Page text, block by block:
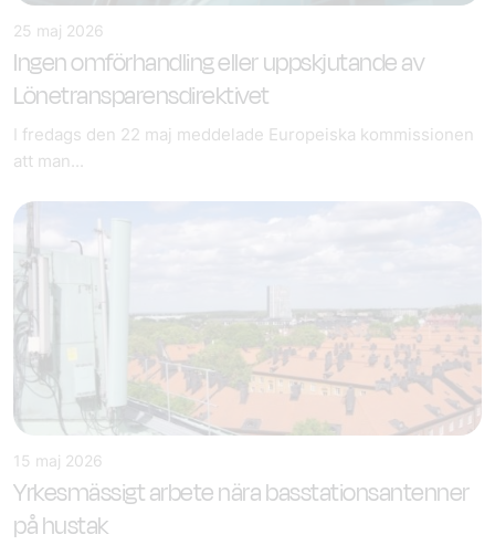
25 maj 2026
Ingen omförhandling eller uppskjutande av
Lönetransparensdirektivet
I fredags den 22 maj meddelade Europeiska kommissionen
att man...
15 maj 2026
Yrkesmässigt arbete nära basstationsantenner
på hustak